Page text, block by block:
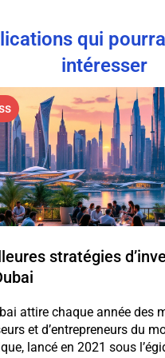
qui
intéresser
stratégies
attire chaque année des
et d’entrepreneurs du
lancé en 2021 sous